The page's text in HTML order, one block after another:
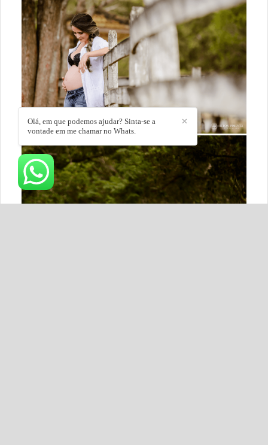
✕
Olá, em que podemos ajudar? Sinta-se a
vontade em me chamar no Whats.